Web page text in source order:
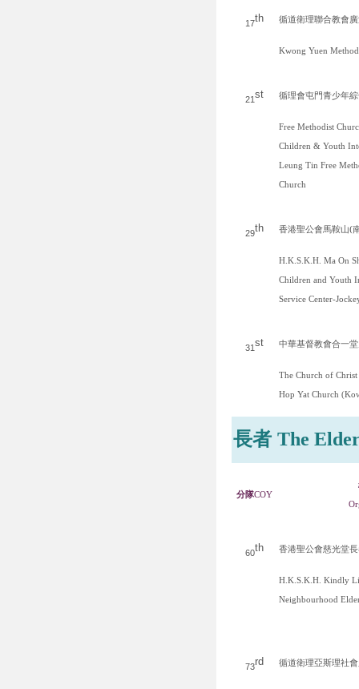
17th 循道衛理聯合教會
Kwong Yuen
21 st 循理會屯門青少年
Free Methodist
Children & Youth
Leung Tin Free
Church
29th 香港聖公會馬鞍山(
H.K.S.K.H. Ma On
Children and Youth
Service Center-
31 st 中華基督教會合一
The Church of
Hop Yat Church
長者 The
分隊COY
60th 香港聖公會慈光堂
H.K.S.K.H. Kindly
Neighbourhood
73rd 循道衛理亞斯理社